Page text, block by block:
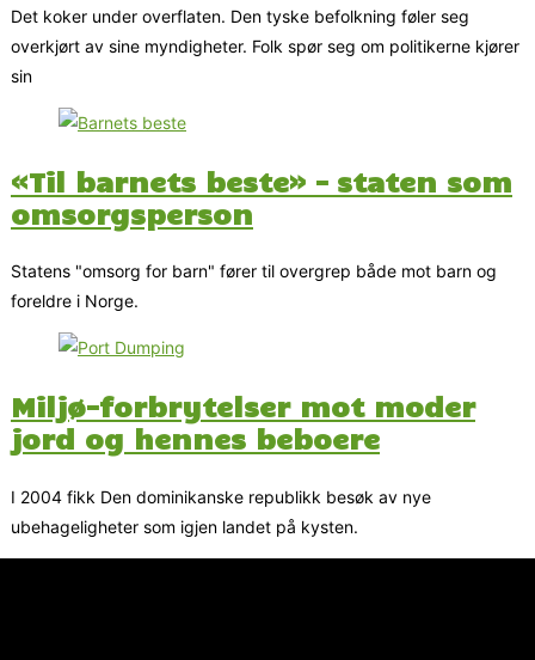
Det koker under overflaten. Den tyske befolkning føler seg
overkjørt av sine myndigheter. Folk spør seg om politikerne kjører
sin
«Til barnets beste» – staten som
omsorgsperson
Statens "omsorg for barn" fører til overgrep både mot barn og
foreldre i Norge.
Miljø-forbrytelser mot moder
jord og hennes beboere
I 2004 fikk Den dominikanske republikk besøk av nye
ubehageligheter som igjen landet på kysten.